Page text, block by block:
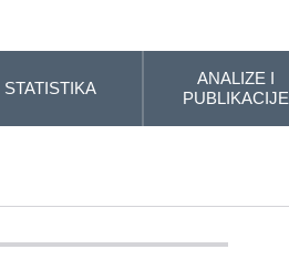
STATISTIKA
ANALIZE I
PUBLIKACIJE